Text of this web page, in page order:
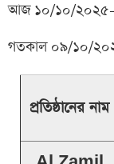
আজ ১০/১০/২০২৫-
গতকাল ০৯/১০/
প্রতিষ্ঠানের নাম